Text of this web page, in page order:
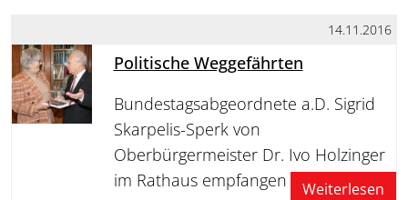
14.11.2016
Politische Weggefährten
Bundestagsabgeordnete a.D. Sigrid
Skarpelis-Sperk von
Oberbürgermeister Dr. Ivo Holzinger
im Rathaus empfangen
Weiterlesen